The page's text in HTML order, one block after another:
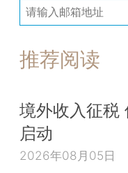
推荐阅读
境外收入征税
启动
2026年08月05日